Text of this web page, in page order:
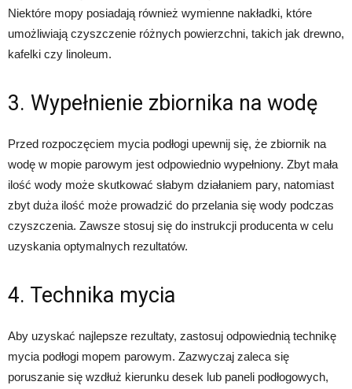
Niektóre mopy posiadają również wymienne nakładki, które
umożliwiają czyszczenie różnych powierzchni, takich jak drewno,
kafelki czy linoleum.
3. Wypełnienie zbiornika na wodę
Przed rozpoczęciem mycia podłogi upewnij się, że zbiornik na
wodę w mopie parowym jest odpowiednio wypełniony. Zbyt mała
ilość wody może skutkować słabym działaniem pary, natomiast
zbyt duża ilość może prowadzić do przelania się wody podczas
czyszczenia. Zawsze stosuj się do instrukcji producenta w celu
uzyskania optymalnych rezultatów.
4. Technika mycia
Aby uzyskać najlepsze rezultaty, zastosuj odpowiednią technikę
mycia podłogi mopem parowym. Zazwyczaj zaleca się
poruszanie się wzdłuż kierunku desek lub paneli podłogowych,